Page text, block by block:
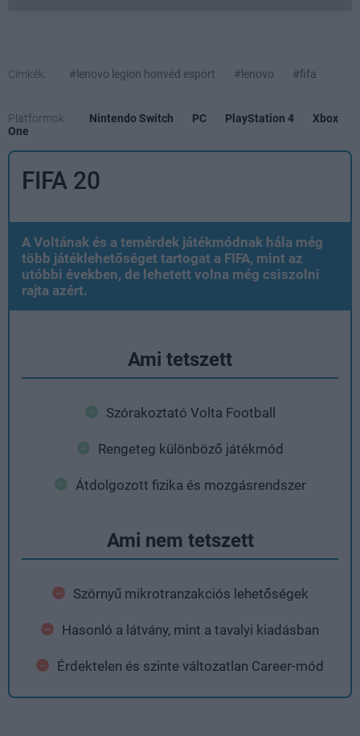
Címkék: #lenovo legion honvéd esport #lenovo #fifa
Platformok: Nintendo Switch PC PlayStation 4
Xbox
One
FIFA 20
A Voltának és a temérdek játékmódnak hála még
több játéklehetőséget tartogat a FIFA, mint az
utóbbi években, de lehetett volna még csiszolni
rajta azért.
Ami tetszett
Szórakoztató Volta Football
Rengeteg különböző játékmód
Átdolgozott fizika és mozgásrendszer
Ami nem tetszett
Szörnyű mikrotranzakciós lehetőségek
Hasonló a látvány, mint a tavalyi kiadásban
Érdektelen és szinte változatlan Career-mód